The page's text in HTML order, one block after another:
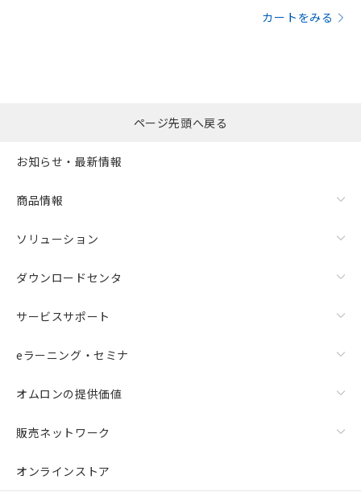
カートをみる
ページ先頭へ戻る
お知らせ・最新情報
商品情報
ソリューション
ダウンロードセンタ
サービスサポート
eラーニング・セミナ
オムロンの提供価値
販売ネットワーク
オンラインストア